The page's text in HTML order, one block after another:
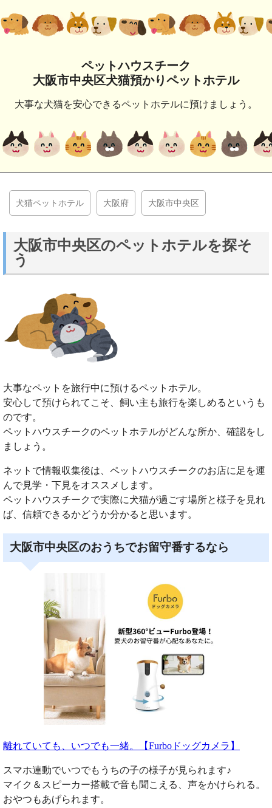
ペットハウスチーク
大阪市中央区犬猫預かりペットホテル
大事な犬猫を安心できるペットホテルに預けましょう。
犬猫ペットホテル 大阪府 大阪市中央区
大阪市中央区のペットホテルを探そ
う
大事なペットを旅行中に預けるペットホテル。
安心して預けられてこそ、飼い主も旅行を楽しめるというも
のです。
ペットハウスチークのペットホテルがどんな所か、確認をし
ましょう。
ネットで情報収集後は、ペットハウスチークのお店に足を運
んで見学・下見をオススメします。
ペットハウスチークで実際に犬猫が過ごす場所と様子を見れ
ば、信頼できるかどうか分かると思います。
大阪市中央区のおうちでお留守番するなら
離れていても、いつでも一緒。【Furboドッグカメラ】
スマホ連動でいつでもうちの子の様子が見られます♪
マイク＆スピーカー搭載で音も聞こえる、声をかけられる。
おやつもあげられます。